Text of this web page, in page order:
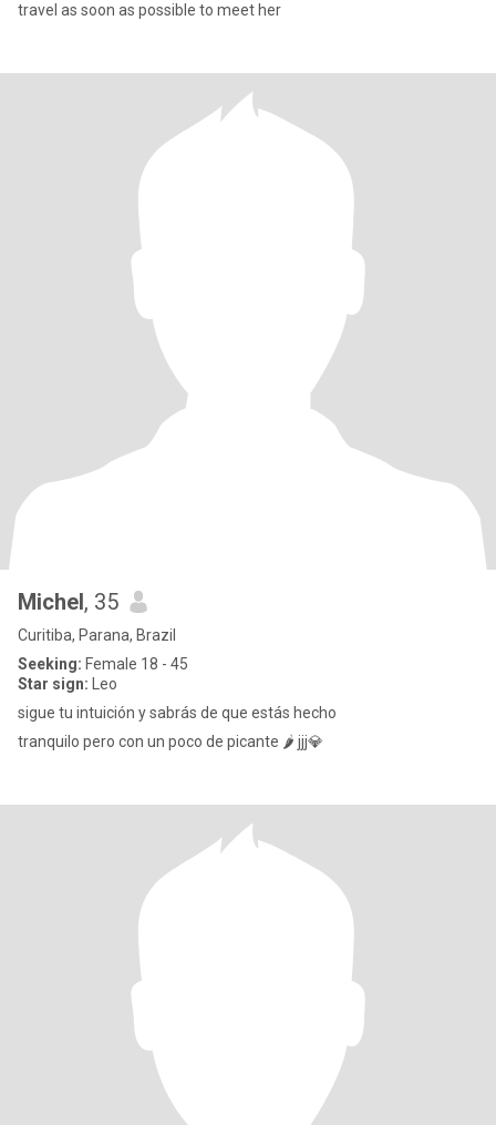
travel as soon as possible to meet her
Michel, 35
Curitiba, Parana, Brazil
Seeking: Female 18 - 45
Star sign: Leo
sigue tu intuición y sabrás de que estás hecho
tranquilo pero con un poco de picante 🌶️ jjj💎